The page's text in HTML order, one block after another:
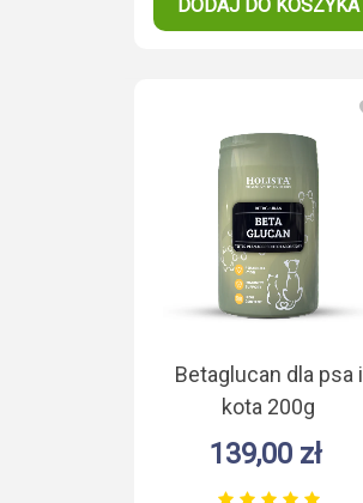
DODAJ DO KOSZYKA
Betaglucan dla psa i
kota 200g
139,00 zł